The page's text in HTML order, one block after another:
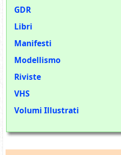
GDR
Libri
Manifesti
Modellismo
Riviste
VHS
Volumi Illustrati